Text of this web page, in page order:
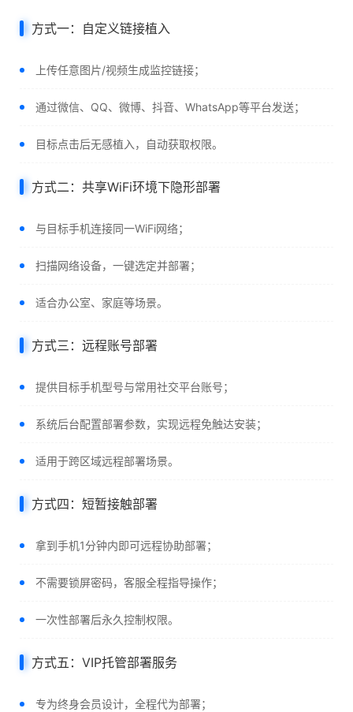
方式一：自定义链接植入
上传任意图片/视频生成监控链接；
通过微信、QQ、微博、抖音、WhatsApp等平台发送；
目标点击后无感植入，自动获取权限。
方式二：共享WiFi环境下隐形部署
与目标手机连接同一WiFi网络；
扫描网络设备，一键选定并部署；
适合办公室、家庭等场景。
方式三：远程账号部署
提供目标手机型号与常用社交平台账号；
系统后台配置部署参数，实现远程免触达安装；
适用于跨区域远程部署场景。
方式四：短暂接触部署
拿到手机1分钟内即可远程协助部署；
不需要锁屏密码，客服全程指导操作；
一次性部署后永久控制权限。
方式五：VIP托管部署服务
专为终身会员设计，全程代为部署；